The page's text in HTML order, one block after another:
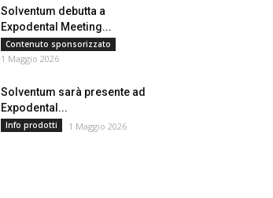
Solventum debutta a
Expodental Meeting...
Contenuto sponsorizzato
1 Maggio 2026
Solventum sarà presente ad
Expodental...
Info prodotti 1 Maggio 2026